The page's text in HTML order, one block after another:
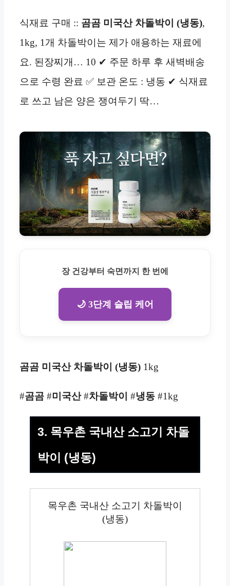
식재료 구매 :: 곰곰 미국산 차돌박이 (냉동),
1kg, 1개 차돌박이는 제가 애용하는 재료에
요. 된장찌개… 10 ✔ 주문 하루 후 새벽배송
으로 수령 완료 ✅ 보관 온도 : 냉동 ✔ 식재료
로 쓰고 남은 양은 쟁여두기 딱…
장 건강부터 숙면까지 한 번에
🌙 3단계 슬립 케어
곰곰 미국산 차돌박이 (냉동) 1kg
#곰곰 #미국산#차돌박이 #냉동 #1kg
3. 목우촌 국내산 소고기 차돌
박이 (냉동)
목우촌 국내산 소고기 차돌박이
(냉동)